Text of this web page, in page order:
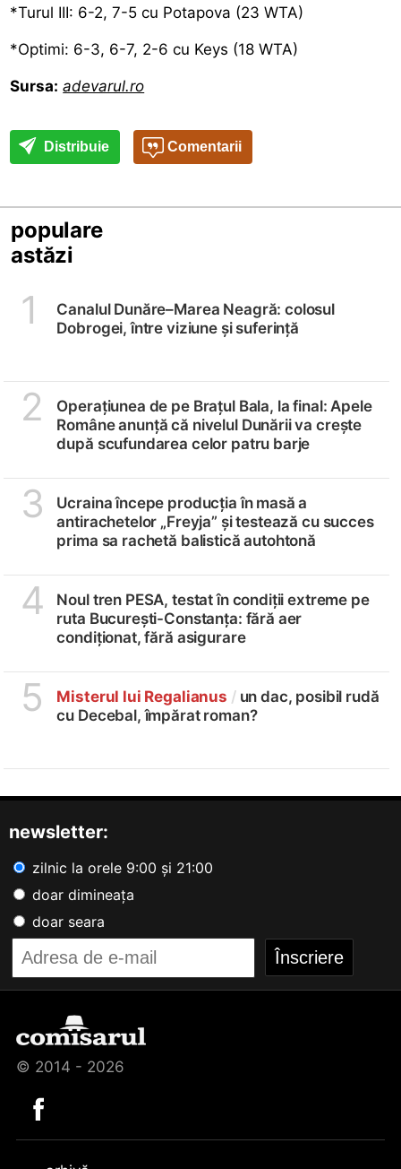
*Turul III: 6-2, 7-5 cu Potapova (23 WTA)
*Optimi: 6-3, 6-7, 2-6 cu Keys (18 WTA)
Sursa: adevarul.ro
Distribuie Comentarii
populare
astăzi
1
Canalul Dunăre–Marea Neagră: colosul
Dobrogei, între viziune și suferință
2
Operațiunea de pe Brațul Bala, la final: Apele
Române anunță că nivelul Dunării va crește
după scufundarea celor patru barje
3
Ucraina începe producția în masă a
antirachetelor „Freyja” și testează cu succes
prima sa rachetă balistică autohtonă
4
Noul tren PESA, testat în condiții extreme pe
ruta București-Constanța: fără aer
condiționat, fără asigurare
5 Misterul lui Regalianus /un dac, posibil rudă
cu Decebal, împărat roman?
newsletter:
zilnic la orele 9:00 și 21:00
doar dimineața
doar seara
© 2014 - 2026